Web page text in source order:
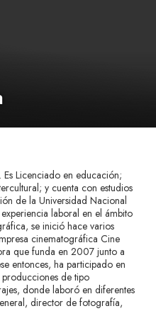
Licenciado en educación;
y cuenta con estudios
de la Universidad Nacional
laboral en el ámbito
se inició hace varios
cinematográfica Cine
que funda en 2007 junto a
entonces, ha participado en
de tipo
donde laboró en diferentes
director de fotografía,